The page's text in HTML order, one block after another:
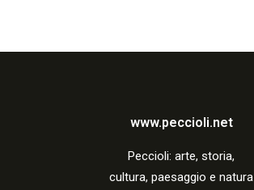
www.peccioli.net
Peccioli: arte, storia,
cultura, paesaggio e natura